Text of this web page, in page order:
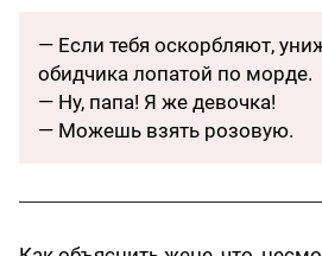
— Если тебя оскорбляют,
обидчика лопатой по морде.
— Ну, папа! Я же девочка!
— Можешь взять розовую.